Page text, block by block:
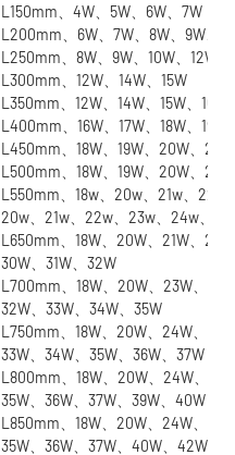
L150mm、4W、5W、6W、7W
L200mm、6W、7W、8W、9W、
L250mm、8W、9W、10W、12W
L300mm、12W、14W、15W
L350mm、12W、14W、15W、16W
L400mm、16W、17W、18W、19W
L450mm、18W、19W、20W、
L500mm、18W、19W、20W、
L550mm、18w、20w、21w、
20w、21w、22w、23w、24w、
L650mm、18W、20W、21W、
30W、31W、32W
L700mm、18W、20W、23W、
32W、33W、34W、35W
L750mm、18W、20W、24W、
33W、34W、35W、36W、37W
L800mm、18W、20W、24W、
35W、36W、37W、39W、40W
L850mm、18W、20W、24W、
35W、36W、37W、40W、42W